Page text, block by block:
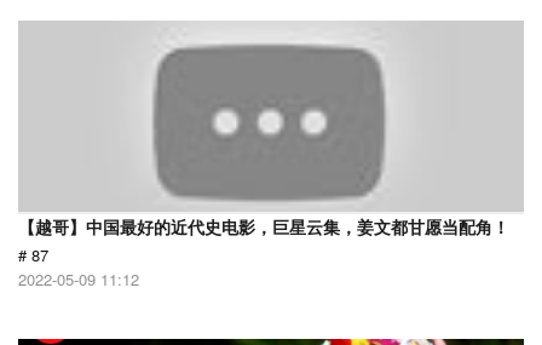
【越哥】中国最好的近代史电影，巨星云集，姜文都甘愿当配角！
# 87
2022-05-09 11:12